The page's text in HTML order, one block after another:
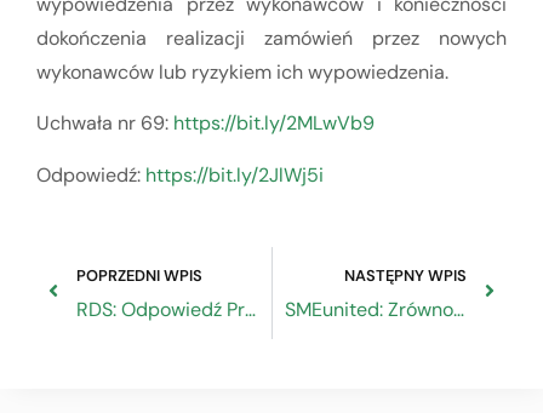
dokończenia realizacji zamówień przez nowych
wykonawców lub ryzykiem ich wypowiedzenia.
Uchwała nr 69: https://bit.ly/2MLwVb9
Odpowiedź: https://bit.ly/2JlWj5i
POPRZEDNI WPIS
RDS: Odpowiedź Prezesa GUS w sprawie uchwały o problemach przedsiębiorstw z branży budowlanej
NASTĘPNY WPIS
SMEunited: Zrównoważone finanse – Rozporządzenie w sprawie taksonomii